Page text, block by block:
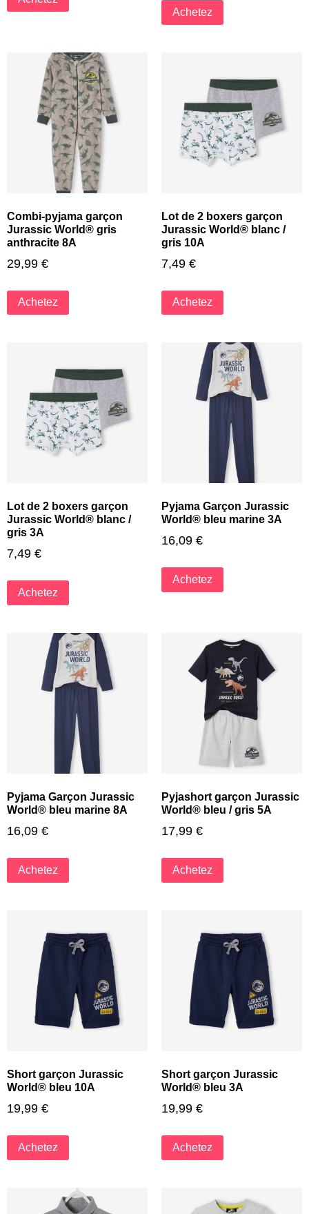
Achetez
Combi-pyjama garçon
Jurassic World® gris
anthracite 8A
29,99 €
Achetez
Lot de 2 boxers garçon
Jurassic World® blanc /
gris 10A
7,49 €
Achetez
Lot de 2 boxers garçon
Jurassic World® blanc /
gris 3A
7,49 €
Achetez
Pyjama Garçon Jurassic
World® bleu marine 3A
16,09 €
Achetez
Pyjama Garçon Jurassic
World® bleu marine 8A
16,09 €
Achetez
Pyjashort garçon Jurassic
World® bleu / gris 5A
17,99 €
Achetez
Short garçon Jurassic
World® bleu 10A
19,99 €
Achetez
Short garçon Jurassic
World® bleu 3A
19,99 €
Achetez